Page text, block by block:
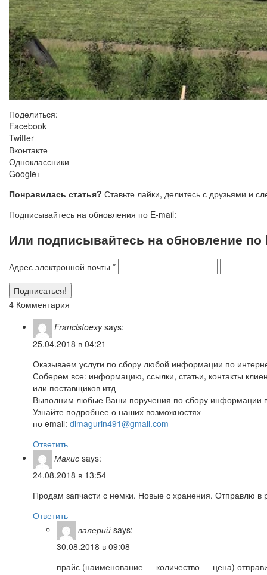
Поделиться:
Facebook
Twitter
Вконтакте
Одноклассники
Google+
Понравилась статья? Ставьте лайки, делитесь с друзьями и
Подписывайтесь на обновления по E-mail:
Или подписывайтесь на обновление по
Адрес электронной почты *
4 Комментария
Francisfoexy says:
25.04.2018 в 04:21
Оказываем услуги по сбору любой информации по
Соберем все: информацию, ссылки, статьи, контакты
или поставщиков итд
Выполним любые Ваши поручения по сбору информации
Узнайте подробнее о наших возможностях
по email: dimagurin491@gmail.com
Ответить
Макис says:
24.08.2018 в 13:54
Продам запчасти с немки. Новые с хранения. Отправлю в
Ответить
валерий says:
30.08.2018 в 09:08
прайс (наименование — количество — цена)